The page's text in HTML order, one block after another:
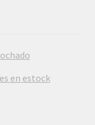
en estock